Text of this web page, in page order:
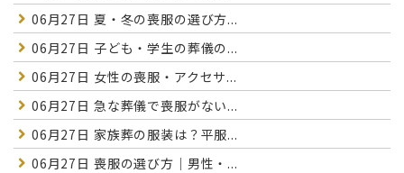
06月27日 夏・冬の喪服の選び方...
06月27日 子ども・学生の葬儀の...
06月27日 女性の喪服・アクセサ...
06月27日 急な葬儀で喪服がない...
06月27日 家族葬の服装は？平服...
06月27日 喪服の選び方｜男性・...